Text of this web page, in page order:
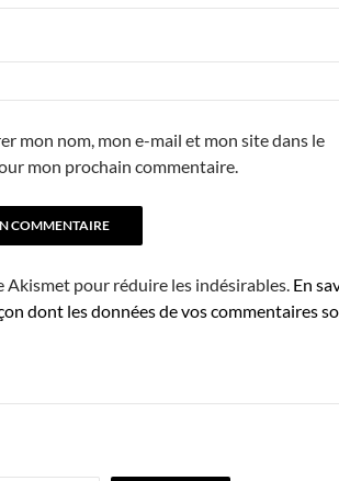
mon nom, mon e-mail et mon site dans le
mon prochain commentaire.
Akismet pour réduire les indésirables. En
dont les données de vos commentaires